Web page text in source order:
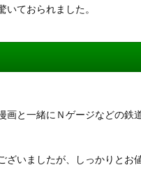
ておられました。
画と一緒にＮゲージなどの鉄
ざいましたが、しっかりとお